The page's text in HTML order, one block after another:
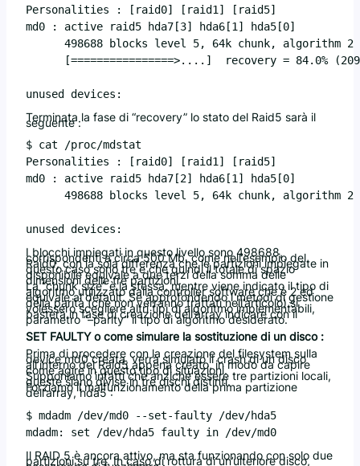
Personalities : [raid0] [raid1] [raid5]
md0 : active raid5 hda7[3] hda6[1] hda5[0]
498688 blocks level 5, 64k chunk, algorithm 2
[================>....]  recovery = 84.0%
unused devices:
Terminata la fase di “recovery” lo stato del Raid5 sarà il
seguente :
$ cat /proc/mdstat
Personalities : [raid0] [raid1] [raid5]
md0 : active raid5 hda7[2] hda6[1] hda5[0]
498688 blocks level 5, 64k chunk, algorithm 2
unused devices:
I blocchi impiegati in questo livello sono 498688,
corrispondenti a circa 500 Mb, come nell’esempio del
Raid0, con la sola differenza che le partizioni impiegate in
questo caso sono tre e che quindi il totale di spazio
disponibile equivale a due terzi della somma delle
dimensioni delle tre partizioni.
La “chunk size” è la stessa, mentre viene indicato il tipo di
algoritmo utilizzato dalla controller software che è 2 ed
equivale al default. Se approfondendo i metodi di gestione
della parità (che non verranno trattati nell’articolo) si
volessero scegliere altri tipi di algoritmo implementabili,
basterà in fase di creazione dell’array indicare con il
parametro “–parity” il tipo di algoritmo desiderato.
SET FAULTY o come simulare la sostituzione di un disco :
Prima di procedere con la creazione del filesystem sulla
device md0 creata, verrà simulato il crash di un disco
all’interno del Raid5 appena creato, in modo da capire
come agire in questo tipo di situazioni.
Supponiamo infatti che anziché essere tre partizioni locali,
queste siano divise in tre dischi distinti.
Forziamo il malfunzionamento della prima partizione
dell’array, hda5 :
$ mdadm /dev/md0 --set-faulty /dev/hda5
Il RAID 5 è ancora attivo, ma sta funzionando con solo due
partizioni su tre. In caso di rottura di un’ulteriore disco,